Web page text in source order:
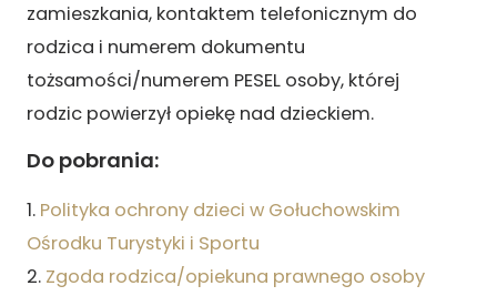
zamieszkania, kontaktem telefonicznym do
rodzica i numerem dokumentu
tożsamości/numerem PESEL osoby, której
rodzic powierzył opiekę nad dzieckiem.
Do pobrania:
1. Polityka ochrony dzieci w Gołuchowskim
Ośrodku Turystyki i Sportu
2. Zgoda rodzica/opiekuna prawnego osoby